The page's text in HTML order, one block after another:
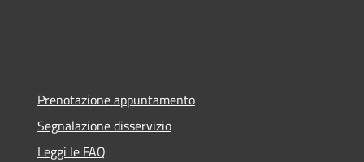
Prenotazione appuntamento
Segnalazione disservizio
Leggi le FAQ